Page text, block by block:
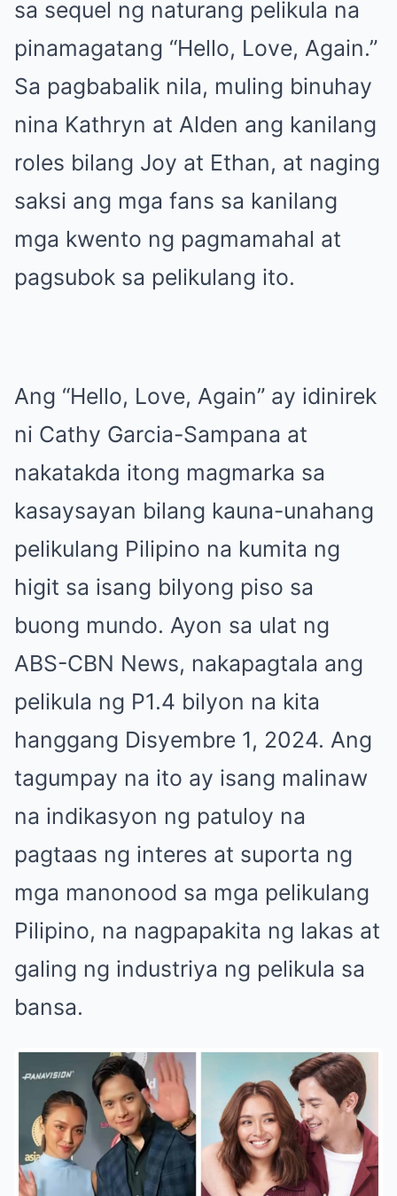
sa sequel ng naturang pelikula na
pinamagatang “Hello, Love, Again.”
Sa pagbabalik nila, muling binuhay
nina Kathryn at Alden ang kanilang
roles bilang Joy at Ethan, at naging
saksi ang mga fans sa kanilang
mga kwento ng pagmamahal at
pagsubok sa pelikulang ito.
Ang “Hello, Love, Again” ay idinirek
ni Cathy Garcia-Sampana at
nakatakda itong magmarka sa
kasaysayan bilang kauna-unahang
pelikulang Pilipino na kumita ng
higit sa isang bilyong piso sa
buong mundo. Ayon sa ulat ng
ABS-CBN News, nakapagtala ang
pelikula ng P1.4 bilyon na kita
hanggang Disyembre 1, 2024. Ang
tagumpay na ito ay isang malinaw
na indikasyon ng patuloy na
pagtaas ng interes at suporta ng
mga manonood sa mga pelikulang
Pilipino, na nagpapakita ng lakas at
galing ng industriya ng pelikula sa
bansa.